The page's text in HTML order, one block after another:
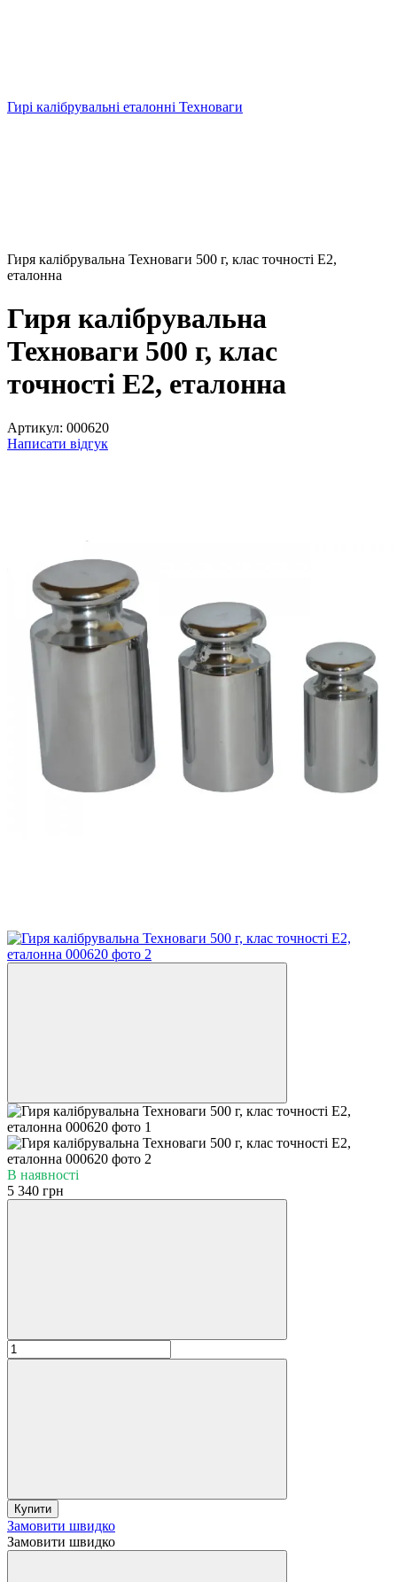
Гирі калібрувальні еталонні Техноваги
Гиря калібрувальна Техноваги 500 г, клас точності Е2,
еталонна
Гиря калібрувальна
Техноваги 500 г, клас
точності Е2, еталонна
Артикул: 000620
Написати відгук
В наявності
5 340 грн
Купити
Замовити швидко
Замовити швидко